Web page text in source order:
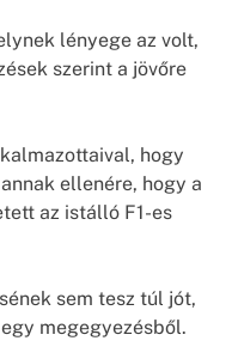
lényege az volt,
szerint a jövőre
hogy
ellenére, hogy a
az istálló F1-es
sem tesz túl jót,
megegyezésből.